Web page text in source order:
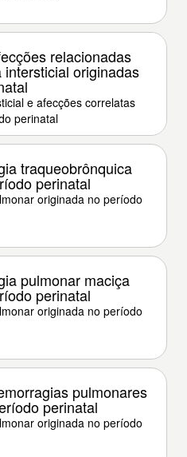
relacionadas
originadas
e afecções correlatas
perinatal
traqueobrônquica
perinatal
originada no período
pulmonar maciça
perinatal
originada no período
pulmonares
perinatal
originada no período